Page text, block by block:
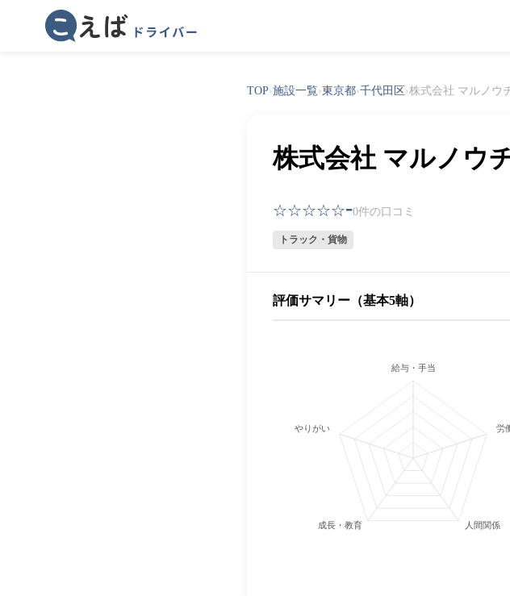
TOP›施設一覧›東京都›千代田区 ›株式会社 マルノウ
株式会社 マルノウ
☆☆☆☆☆-0件の口コミ
トラック・貨物
評価サマリー（基本5軸）
給与・手当
労
人間関係
成長・教育
やりがい